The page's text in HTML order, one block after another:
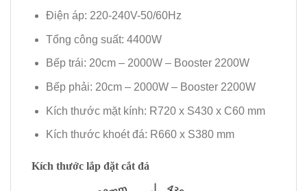
Điện áp: 220-240V-50/60Hz
Tổng công suất: 4400W
Bếp trái: 20cm – 2000W – Booster 2200W
Bếp phải: 20cm – 2000W – Booster 2200W
Kích thước mặt kính: R720 x S430 x C60 mm
Kích thước khoét đá: R660 x S380 mm
Kích thước lắp đặt cắt đá